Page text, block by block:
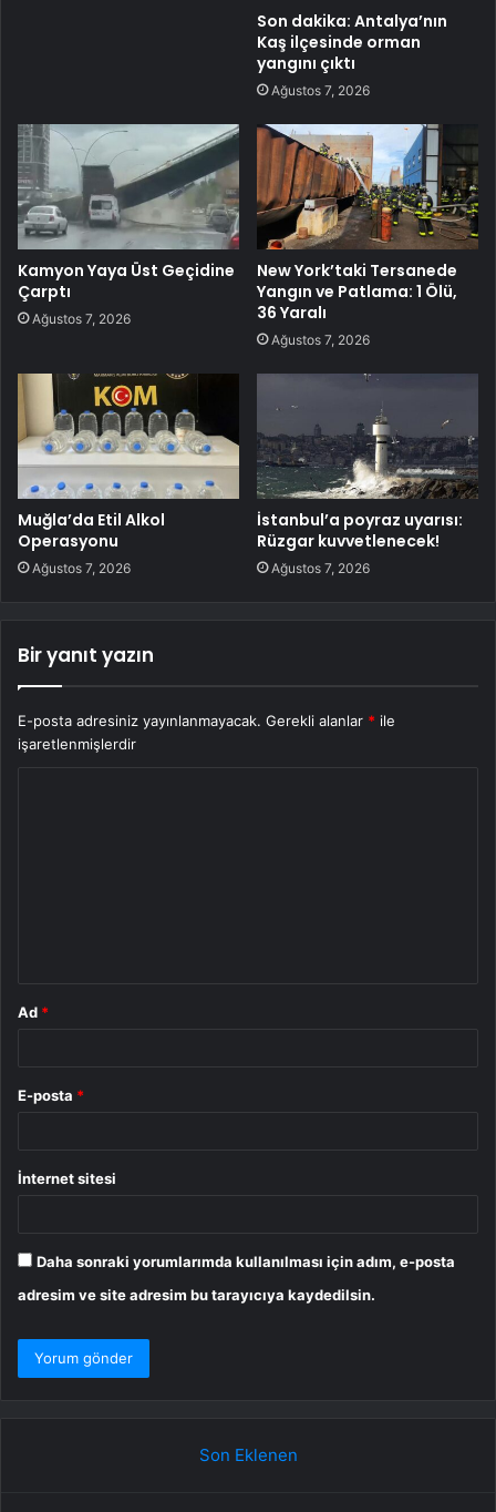
Son dakika: Antalya’nın
Kaş ilçesinde orman
yangını çıktı
Ağustos 7, 2026
Kamyon Yaya Üst Geçidine
Çarptı
Ağustos 7, 2026
New York’taki Tersanede
Yangın ve Patlama: 1 Ölü,
36 Yaralı
Ağustos 7, 2026
Muğla’da Etil Alkol
Operasyonu
Ağustos 7, 2026
İstanbul’a poyraz uyarısı:
Rüzgar kuvvetlenecek!
Ağustos 7, 2026
Bir yanıt yazın
E-posta adresiniz yayınlanmayacak. Gerekli alanlar * ile
işaretlenmişlerdir
Ad *
E-posta *
İnternet sitesi
Daha sonraki yorumlarımda kullanılması için adım, e-posta
adresim ve site adresim bu tarayıcıya kaydedilsin.
Son Eklenen